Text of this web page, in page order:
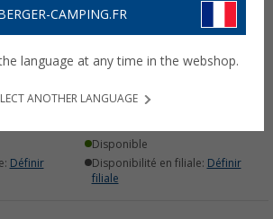
Définir
Boîte fraîcheur 800 ml
Lock & Lock
Disponible
Disponibilité en filiale: Définir
filiale
CAMPING.FR
language at any time in the webshop.
ANOTHER LANGUAGE